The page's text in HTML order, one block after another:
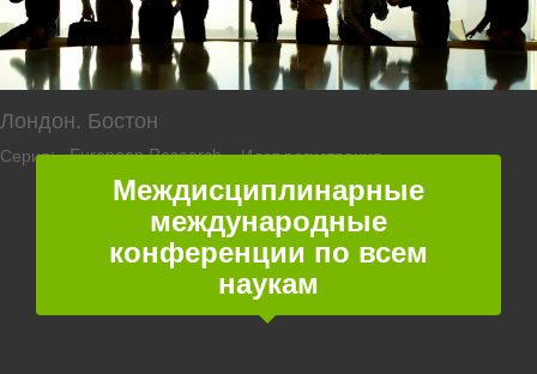
Лондон. Бостон
Серия: «European Research». Идет регистрация
Междисциплинарные
международные
конференции по всем
наукам